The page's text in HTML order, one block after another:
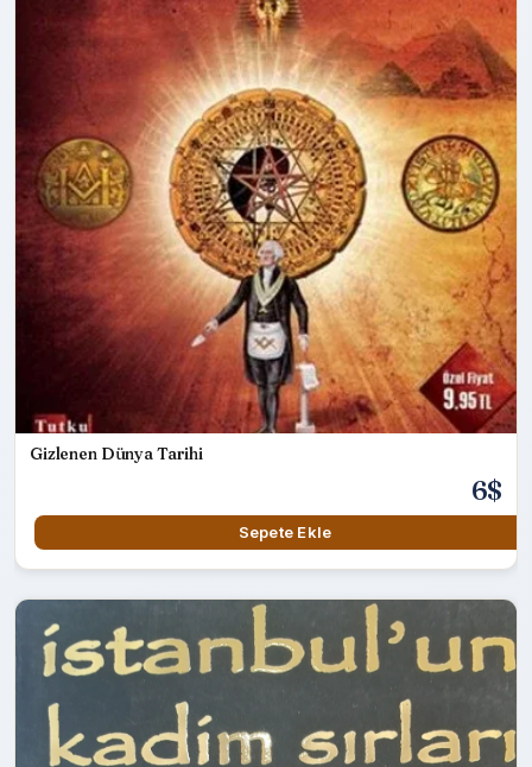
Gizlenen Dünya Tarihi
6$
Sepete Ekle